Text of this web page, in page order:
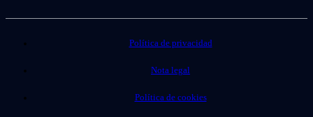
Política de privacidad
Nota legal
Política de cookies